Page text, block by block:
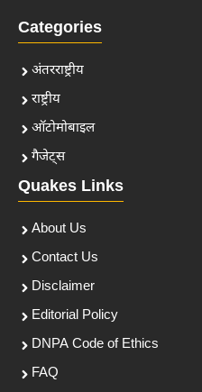
Categories
अंतरराष्ट्रीय
राष्ट्रीय
ऑटोमोबाइल
गैजेट्स
Quakes Links
About Us
Contact Us
Disclaimer
Editorial Policy
DNPA Code of Ethics
FAQ